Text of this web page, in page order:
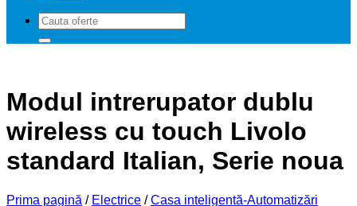
Caută
după:
Modul intrerupator dublu
wireless cu touch Livolo
standard Italian, Serie noua
Prima pagină / Electrice / Casa inteligentă-Automatizări